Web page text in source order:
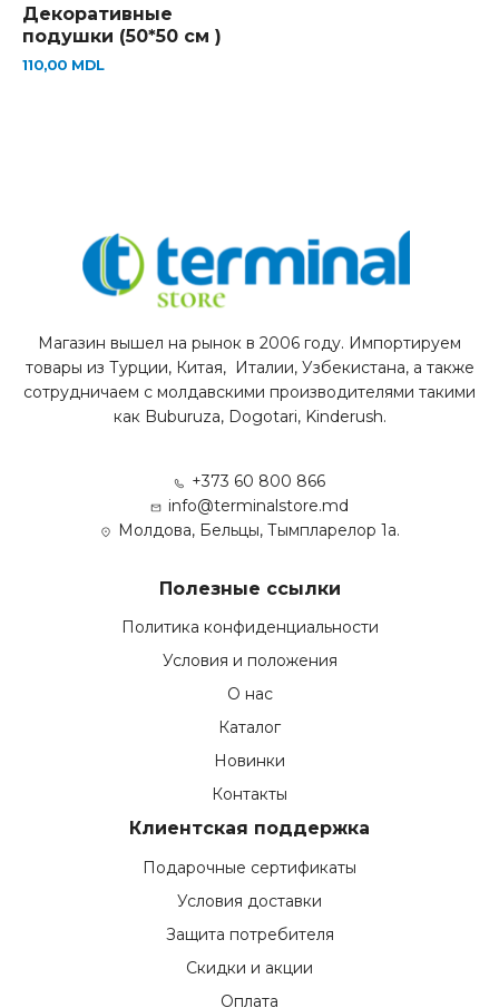
Декоративные
подушки (50*50 см )
110,00 MDL
Магазин вышел на рынок в 2006 году. Импортируем
товары из Турции, Китая, Италии, Узбекистана, а также
сотрудничаем с молдавскими производителями такими
как Buburuza, Dogotari, Kinderush.
+373 60 800 866
info@terminalstore.md
Молдова, Бельцы, Тымпларелор 1а.
Полезные ссылки
Политика конфиденциальности
Условия и положения
О нас
Каталог
Новинки
Контакты
Клиентская поддержка
Подарочные сертификаты
Условия доставки
Защита потребителя
Скидки и акции
Оплата